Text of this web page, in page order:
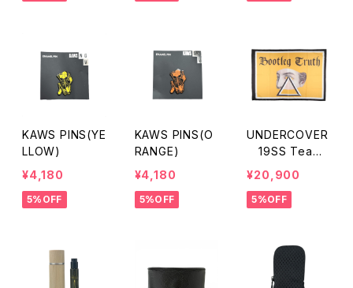
KAWS PINS(YE
LLOW)
¥4,180
5%OFF
KAWS PINS(O
RANGE)
¥4,180
5%OFF
UNDERCOVER
19SS Team
Flag 「Bootleg
Trooth」
¥20,900
5%OFF